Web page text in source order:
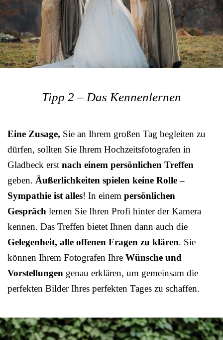
Tipp 2 – Das Kennenlernen
Eine Zusage, Sie an Ihrem großen Tag begleiten zu
dürfen, sollten Sie Ihrem Hochzeitsfotografen in
Gladbeck erst nach einem persönlichen Treffen
geben. Äußerlichkeiten spielen keine Rolle –
Sympathie ist alles! In einem persönlichen
Gespräch lernen Sie Ihren Profi hinter der Kamera
kennen. Das Treffen bietet Ihnen dann auch die
Gelegenheit, alle offenen Fragen zu klären. Sie
können Ihrem Fotografen Ihre Wünsche und
Vorstellungen genau erklären, um gemeinsam die
perfekten Bilder Ihres perfekten Tages zu schaffen.